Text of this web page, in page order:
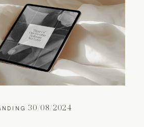
30/08/2024